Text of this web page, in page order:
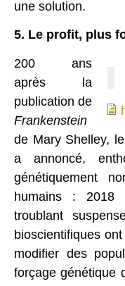
une solution.
5. Le profit, plus
200 ans
après la
publication de
Frankenstein
de Mary Shelley,
a annoncé,
génétiquement
humains : 2018
troublant
bioscientifiques
modifier des
forçage génétique